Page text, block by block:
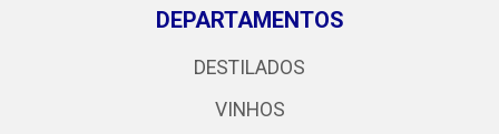
DEPARTAMENTOS
DESTILADOS
VINHOS